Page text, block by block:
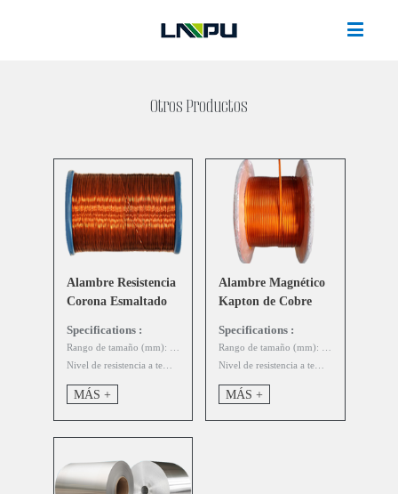
Otros Productos
Alambre Resistencia
Corona Esmaltado
Specifications :
Nivel de resistencia a temperatura (℃): 180, 200
MÁS +
Alambre Magnético
Kapton de Cobre
Specifications :
Nivel de resistencia a temperatura (℃): 240
MÁS +